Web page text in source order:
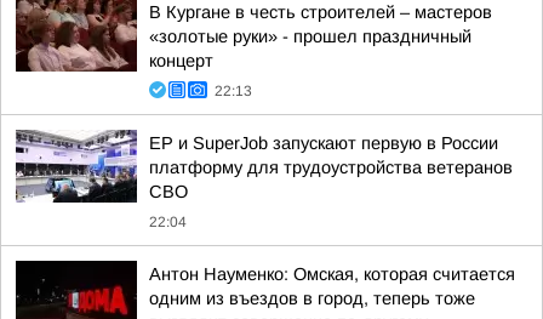
В Кургане в честь строителей – мастеров
«золотые руки» - прошел праздничный
концерт
22:13
ЕР и SuperJob запускают первую в России
платформу для трудоустройства ветеранов
СВО
22:04
Антон Науменко: Омская, которая считается
одним из въездов в город, теперь тоже